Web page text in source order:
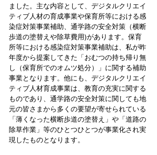
ました。主な内容として、デジタルクリエイ
ティブ人材の育成事業や保育所等における感
染症対策事業補助、通学路の安全対策（横断
歩道の塗替えや除草費用)があります。保育
所等における感染症対策事業補助は、私が昨
年度から提案してきた「おむつの持ち帰り無
し（保育所でのオムツ処分）」に関する補助
事業となります。他にも、デジタルクリエイ
ティブ人材育成事業は、教育の充実に関する
ものであり、通学路の安全対策に関しても地
元の皆さまから多くの要望が寄せられている
「薄くなった横断歩道の塗替え」や「道路の
除草作業」等のひとつひとつが事業化され実
現したものとなります。